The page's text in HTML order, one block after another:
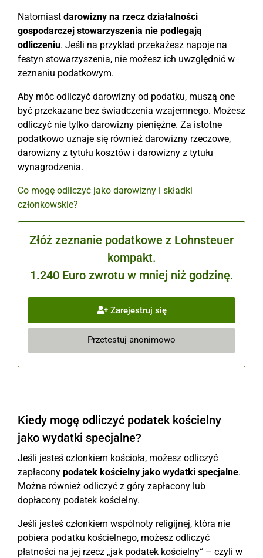
Natomiast darowizny na rzecz działalności
gospodarczej stowarzyszenia nie podlegają
odliczeniu. Jeśli na przykład przekażesz napoje na
festyn stowarzyszenia, nie możesz ich uwzględnić w
zeznaniu podatkowym.
Aby móc odliczyć darowizny od podatku, muszą one
być przekazane bez świadczenia wzajemnego. Możesz
odliczyć nie tylko darowizny pieniężne. Za istotne
podatkowo uznaje się również darowizny rzeczowe,
darowizny z tytułu kosztów i darowizny z tytułu
wynagrodzenia.
Co mogę odliczyć jako darowizny i składki
członkowskie?
Złóż zeznanie podatkowe z Lohnsteuer
kompakt.
1.240 Euro zwrotu w mniej niż godzinę.
Zarejestruj się
Przetestuj anonimowo
Kiedy mogę odliczyć podatek kościelny
jako wydatki specjalne?
Jeśli jesteś członkiem kościoła, możesz odliczyć
zapłacony podatek kościelny jako wydatki specjalne.
Można również odliczyć z góry zapłacony lub
dopłacony podatek kościelny.
Jeśli jesteś członkiem wspólnoty religijnej, która nie
pobiera podatku kościelnego, możesz odliczyć
płatności na jej rzecz „jak podatek kościelny“ – czyli w